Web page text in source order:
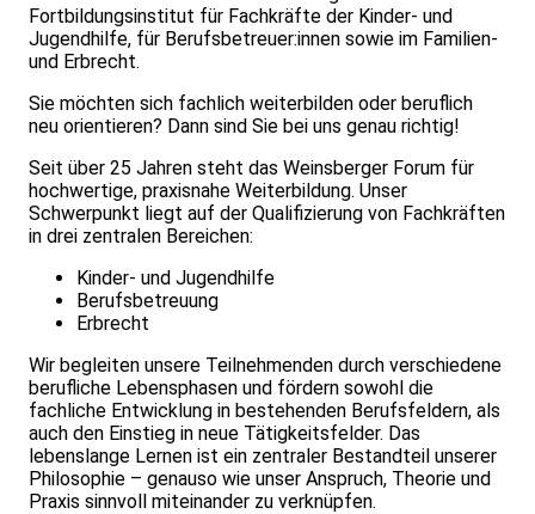
Fortbildungsinstitut für Fachkräfte der Kinder- und
Jugendhilfe, für Berufsbetreuer:innen sowie im Familien-
und Erbrecht.
Sie möchten sich fachlich weiterbilden oder beruflich
neu orientieren? Dann sind Sie bei uns genau richtig!
Seit über 25 Jahren steht das Weinsberger Forum für
hochwertige, praxisnahe Weiterbildung. Unser
Schwerpunkt liegt auf der Qualifizierung von Fachkräften
in drei zentralen Bereichen:
Kinder- und Jugendhilfe
Berufsbetreuung
Erbrecht
Wir begleiten unsere Teilnehmenden durch verschiedene
berufliche Lebensphasen und fördern sowohl die
fachliche Entwicklung in bestehenden Berufsfeldern, als
auch den Einstieg in neue Tätigkeitsfelder. Das
lebenslange Lernen ist ein zentraler Bestandteil unserer
Philosophie – genauso wie unser Anspruch, Theorie und
Praxis sinnvoll miteinander zu verknüpfen.